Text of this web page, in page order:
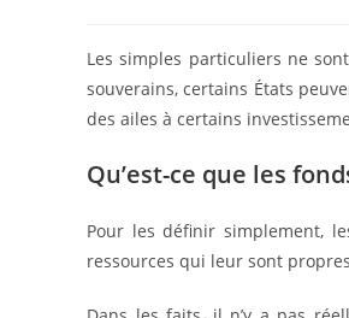
Les simples particuliers ne
souverains, certains États
des ailes à certains
Qu’est-ce que les
Pour les définir simplement,
ressources qui leur sont